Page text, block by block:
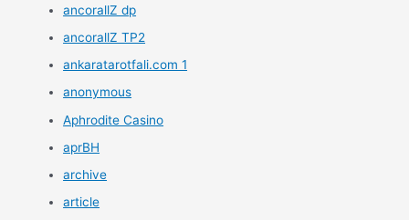
ancorallZ dp
ancorallZ TP2
ankaratarotfali.com 1
anonymous
Aphrodite Casino
aprBH
archive
article